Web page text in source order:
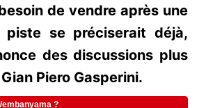
de vendre après une
piste se préciserait déjà,
des discussions plus
Piero Gasperini.